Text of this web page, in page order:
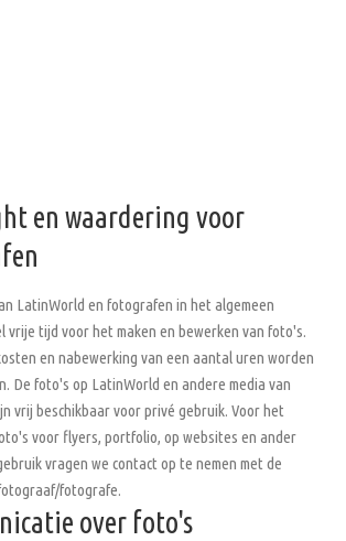
en waardering voor
LatinWorld en fotografen in het algemeen
vrije tijd voor het maken en bewerken van foto's.
en nabewerking van een aantal uren worden
De foto's op LatinWorld en andere media van
vrij beschikbaar voor privé gebruik. Voor het
voor flyers, portfolio, op websites en ander
vragen we contact op te nemen met de
fotografe.
over foto's